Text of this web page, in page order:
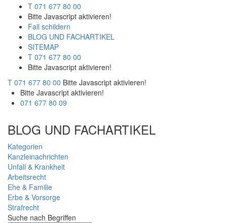
T 071 677 80 00
Bitte Javascript aktivieren!
Fall schildern
BLOG UND FACHARTIKEL
SITEMAP
T 071 677 80 00
Bitte Javascript aktivieren!
T 071 677 80 00 Bitte Javascript aktivieren!
Bitte Javascript aktivieren!
071 677 80 09
BLOG UND FACHARTIKEL
Kategorien
Kanzleinachrichten
Unfall & Krankheit
Arbeitsrecht
Ehe & Familie
Erbe & Vorsorge
Strafrecht
Suche nach Begriffen